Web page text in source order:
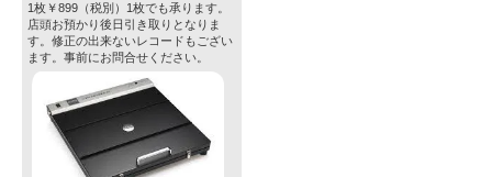
1枚￥899（税別）1枚でも承ります。
店頭お預かり後日引き取りとなりま
す。修正の出来ないレコードもござい
ます。事前にお問合せください。